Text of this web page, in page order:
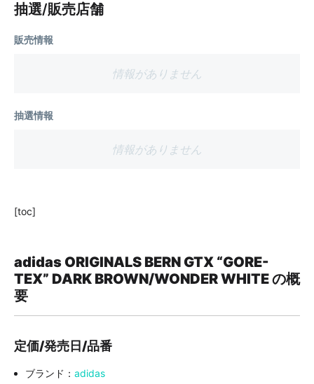
抽選/販売店舗
販売情報
情報がありません
抽選情報
情報がありません
[toc]
adidas ORIGINALS BERN GTX “GORE-
TEX” DARK BROWN/WONDER WHITE の概
要
定価/発売日/品番
ブランド： adidas